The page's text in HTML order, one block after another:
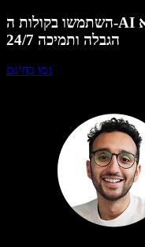
השתמשו בקולות ה-AI המתקדמים ביותר, קבצים ללא
הגבלה ותמיכה 24/7
נסו בחינם